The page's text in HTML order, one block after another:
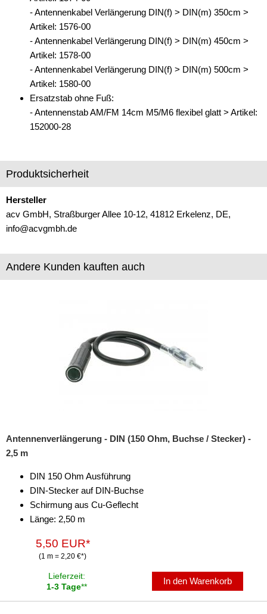
- Antennenkabel Verlängerung DIN(f) > DIN(m) 350cm >
Artikel: 1576-00
- Antennenkabel Verlängerung DIN(f) > DIN(m) 450cm >
Artikel: 1578-00
- Antennenkabel Verlängerung DIN(f) > DIN(m) 500cm >
Artikel: 1580-00
Ersatzstab ohne Fuß:
- Antennenstab AM/FM 14cm M5/M6 flexibel glatt > Artikel:
152000-28
Produktsicherheit
Hersteller
acv GmbH, Straßburger Allee 10-12, 41812 Erkelenz, DE,
info@acvgmbh.de
Andere Kunden kauften auch
Antennenverlängerung - DIN (150 Ohm, Buchse / Stecker) -
2,5 m
DIN 150 Ohm Ausführung
DIN-Stecker auf DIN-Buchse
Schirmung aus Cu-Geflecht
Länge: 2,50 m
5,50 EUR*
(1 m = 2,20 €*)
Lieferzeit:
1-3 Tage**
In den Warenkorb